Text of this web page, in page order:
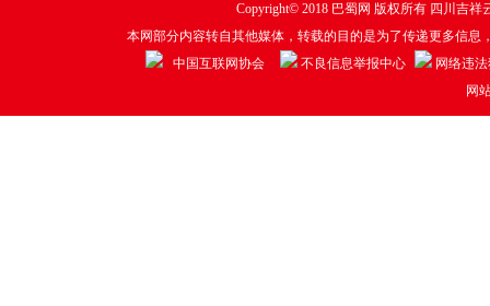
Copyright© 2018 巴蜀网 版权所有 四川吉
本网部分内容转自其他媒体，转载的目的是为了传递更多信